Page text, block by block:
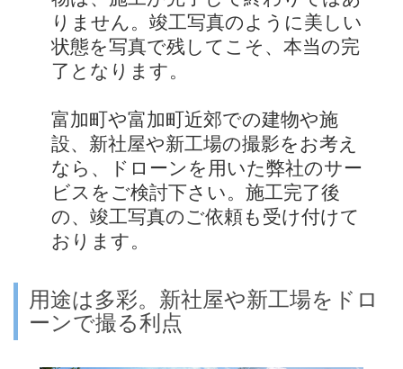
りません。竣工写真のように美しい
状態を写真で残してこそ、本当の完
了となります。
富加町や富加町近郊での建物や施
設、新社屋や新工場の撮影をお考え
なら、ドローンを用いた弊社のサー
ビスをご検討下さい。施工完了後
の、竣工写真のご依頼も受け付けて
おります。
用途は多彩。新社屋や新工場をドロ
ーンで撮る利点